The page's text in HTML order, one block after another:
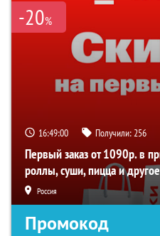
-20%
16:48:59 Получили:256
Первый заказ от 1090р. в
роллы, суши, пицца и другое
Россия
Промокод